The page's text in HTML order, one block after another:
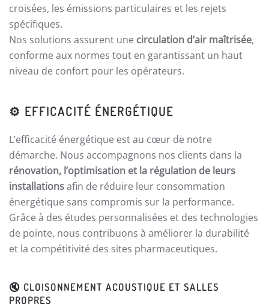
croisées, les émissions particulaires et les rejets
spécifiques.
Nos solutions assurent une circulation d’air maîtrisée,
conforme aux normes tout en garantissant un haut
niveau de confort pour les opérateurs.
⚙️ EFFICACITÉ ÉNERGÉTIQUE
L’efficacité énergétique est au cœur de notre
démarche. Nous accompagnons nos clients dans la
rénovation, l’optimisation et la régulation de leurs
installationsafin de réduire leur consommation
énergétique sans compromis sur la performance.
Grâce à des études personnalisées et des technologies
de pointe, nous contribuons à améliorer la durabilité
et la compétitivité des sites pharmaceutiques.
🔇 CLOISONNEMENT ACOUSTIQUE ET SALLES
PROPRES